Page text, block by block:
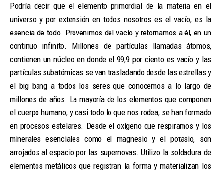
Podría decir que el elemento primordial de la materia en el
universo y por extensión en todos nosotros es el vacío, es la
esencia de todo. Provenimos del vacío y retornamos a él, en un
continuo infinito. Millones de partículas llamadas átomos,
contienen un núcleo en donde el 99,9 por ciento es vacío y las
partículas subatómicas se van trasladando desde las estrellas y
el big bang a todos los seres que conocemos a lo largo de
millones de años. La mayoría de los elementos que componen
el cuerpo humano, y casi todo lo que nos rodea, se han formado
en procesos estelares. Desde el oxígeno que respiramos y los
minerales esenciales como el magnesio y el potasio, son
arrojados al espacio por las supernovas. Utilizo la soldadura de
elementos metálicos que registran la forma y materializan los